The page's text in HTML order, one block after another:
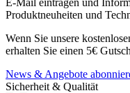
Produktneuheiten und
Wenn Sie unsere
erhalten Sie einen 5€
News & Angebote
Sicherheit & Qualität